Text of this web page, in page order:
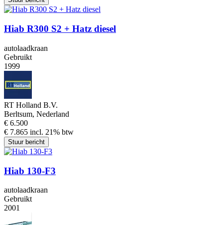
Hiab R300 S2 + Hatz diesel
autolaadkraan
Gebruikt
1999
RT Holland B.V.
Berltsum, Nederland
€ 6.500
€ 7.865 incl. 21% btw
Stuur bericht
Hiab 130-F3
autolaadkraan
Gebruikt
2001